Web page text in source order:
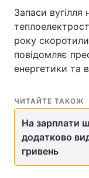
Запаси вугілля
року
повідомляє
енергетики та
ЧИТАЙТЕ ТАКОЖ
На зарплати
додатково
гривень